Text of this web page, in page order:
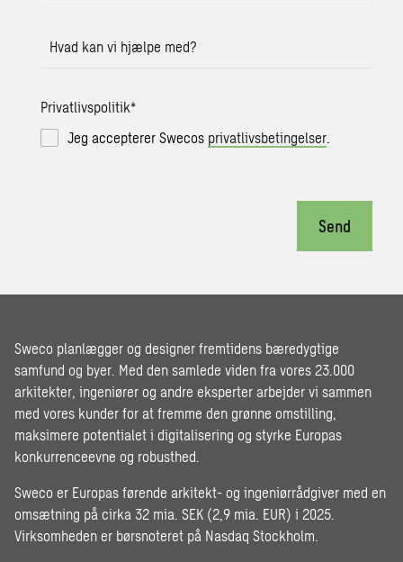
Hvad kan vi hjælpe med?
Privatlivspolitik*
Jeg accepterer Swecos privatlivsbetingelser.
Send
Sweco planlægger og designer fremtidens bæredygtige
samfund og byer. Med den samlede viden fra vores 23.000
arkitekter, ingeniører og andre eksperter arbejder vi sammen
med vores kunder for at fremme den grønne omstilling,
maksimere potentialet i digitalisering og styrke Europas
konkurrenceevne og robusthed.
Sweco er Europas førende arkitekt- og ingeniørrådgiver med en
omsætning på cirka 32 mia. SEK (2,9 mia. EUR) i 2025.
Virksomheden er børsnoteret på Nasdaq Stockholm.